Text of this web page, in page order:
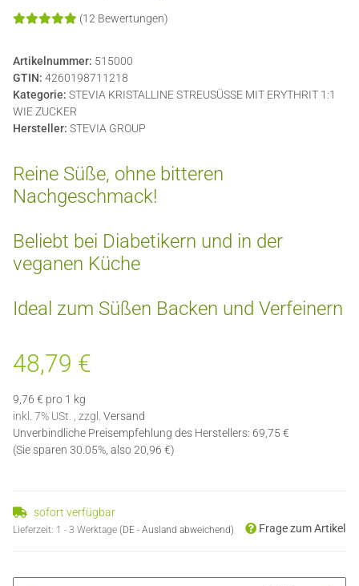
(12 Bewertungen)
Artikelnummer: 515000
GTIN: 4260198711218
Kategorie: STEVIA KRISTALLINE STREUSÜSSE MIT ERYTHRIT 1:1
WIE ZUCKER
Hersteller: STEVIA GROUP
Reine Süße, ohne bitteren
Nachgeschmack!
Beliebt bei Diabetikern und in der
veganen Küche
Ideal zum Süßen Backen und Verfeinern
48,79 €
9,76 € pro 1 kg
inkl. 7% USt. , zzgl. Versand
Unverbindliche Preisempfehlung des Herstellers: 69,75 €
(Sie sparen 30.05%, also20,96 €)
sofort verfügbar
Lieferzeit: 1 - 3 Werktage (DE - Ausland abweichend) Frage zum Artikel